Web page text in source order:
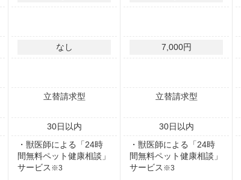
なし
立替請求型
30日以内
・獣医師による「24時
間無料ペット健康相談」
サービス ※3
7,000円
立替請求型
30日以内
・獣医師による「24時
間無料ペット健康相談」
サービス ※3